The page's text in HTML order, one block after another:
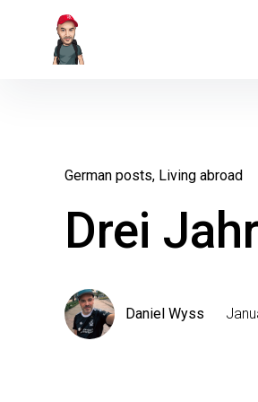
Wyss Daniel
From Bern, Living in Hong Kong
German posts Living abroad
Drei
Daniel Wyss